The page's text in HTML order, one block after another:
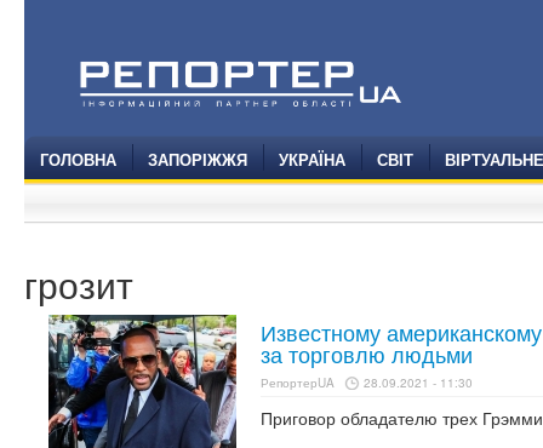
ГОЛОВНА ЗАПОРІЖЖЯ УКРАЇНА СВІТ
грозит
Известному
за торговлю людьми
РепортерUA 28.09.2021 - 11:30
Приговор обладателю трех